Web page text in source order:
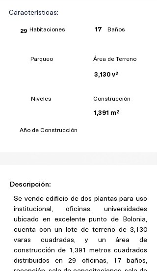
Características:
Habitaciones
29
Parqueo
Niveles
Baños
17
Área de Terreno
3,130 v²
Construcción
1,391 m²
Año de Construcción
Descripción:
Se vende edificio de dos plantas para uso
institucional, oficinas, universidades
ubicado en excelente punto de Bolonia,
cuenta con un lote de terreno de 3,130
varas cuadradas, y un área de
construcción de 1,391 metros cuadrados
distribuidos en 29 oficinas, 17 baños,